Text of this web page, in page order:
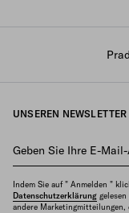
UNSEREN
Geben Sie Ihre E-
Indem Sie auf " Anmelden "
Datenschutzerklärung
andere